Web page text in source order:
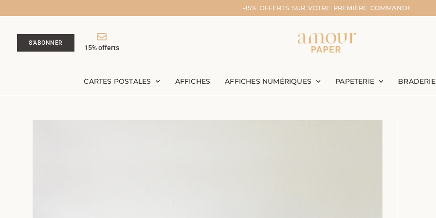
-15% OFFERTS SUR VOTRE PREMIÈRE COMMANDE
S'ABONNER
15% offerts
CARTES POSTALES AFFICHES AFFICHES NUMÉRIQUES PAPETERIE BRADERIE